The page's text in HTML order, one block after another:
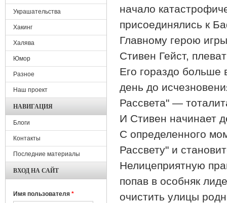
начало
присоединялись к
Главному герою
Стивен Гейст,
Его гораздо больше
день до
Рассвета" —
И Стивен начинает
С определенного
Рассвету" и
Нелицеприятную
попав в особняк
очистить улицы
Украшательства
Хакинг
Халява
Юмор
Разное
Наш проект
НАВИГАЦИЯ
Блоги
Контакты
Последние материалы
ВХОД НА САЙТ
Имя пользователя *